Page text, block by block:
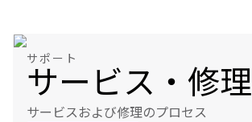
サポート
サービス・修理
サービスおよび修理のプロセス